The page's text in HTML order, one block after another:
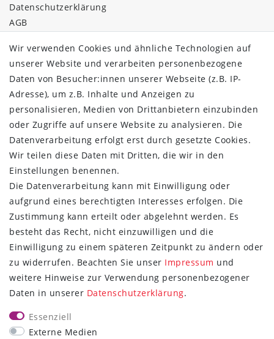
Daten­schutz­erklärung
AGB
Widerrufs­recht
Kontakt
Vertrag widerrufen
ÜBER UNS
Montage in Maintal / Hessen
Täglicher Versand mit DHL
Versandkostenfrei ab 20€
Same-Day Versand bei Zahlungseingang bis 13:00 Uhr
ZAHLUNG & VERSAND
UNSER VERSPRECHEN
innerhalb von 6 Stunden!
Wir verwenden Cookies und ähnliche Technologien auf
unserer Website und verarbeiten personenbezogene
Daten von Besucher:innen unserer Webseite (z.B. IP-
Adresse), um z.B. Inhalte und Anzeigen zu
personalisieren, Medien von Drittanbietern einzubinden
oder Zugriffe auf unsere Website zu analysieren. Die
Datenverarbeitung erfolgt erst durch gesetzte Cookies.
Wir teilen diese Daten mit Dritten, die wir in den
Einstellungen benennen.
Die Datenverarbeitung kann mit Einwilligung oder
aufgrund eines berechtigten Interesses erfolgen. Die
Zustimmung kann erteilt oder abgelehnt werden. Es
besteht das Recht, nicht einzuwilligen und die
Einwilligung zu einem späteren Zeitpunkt zu ändern oder
zu widerrufen. Beachten Sie unser Impressum und
weitere Hinweise zur Verwendung personenbezogener
Daten in unserer Daten­schutz­erklärung.
Essenziell
Externe Medien